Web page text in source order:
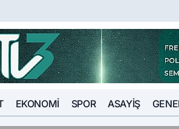
EKONOMI SPOR ASAYIŞ